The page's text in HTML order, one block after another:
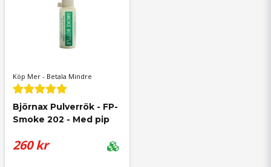
Köp Mer - Betala Mindre
Björnax Pulverrök - FP-
Smoke 202 - Med pip
260 kr